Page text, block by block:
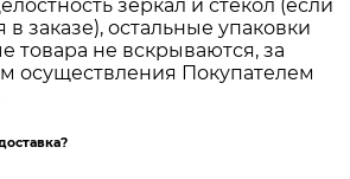
зеркал и стекол (если
заказе), остальные упаковки
товара не вскрываются, за
осуществления Покупателем